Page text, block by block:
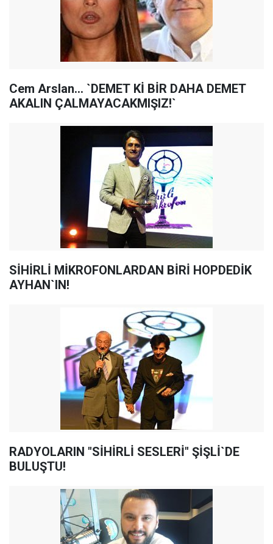
Cem Arslan... `DEMET Kİ BİR DAHA DEMET
AKALIN ÇALMAYACAKMIŞIZ!`
SİHİRLİ MİKROFONLARDAN BİRİ HOPDEDİK
AYHAN`IN!
RADYOLARIN "SİHİRLİ SESLERİ" ŞİŞLİ`DE
BULUŞTU!